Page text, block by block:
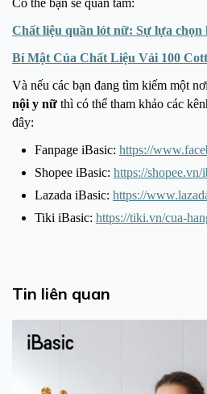
Có thể bạn sẽ quan tâm:
Chất liệu quần lót nữ: Sự lựa chọn
Bí Mật Của Chất Liệu Vải 100
Và nếu các bạn đang tìm kiếm một
nội y nữ thì có thể tham khảo các
đây:
Fanpage iBasic: https://
Shopee iBasic: https://shopee.vn/
Lazada iBasic: https://
Tiki iBasic: https://tiki.vn/cua-
Tin liên quan